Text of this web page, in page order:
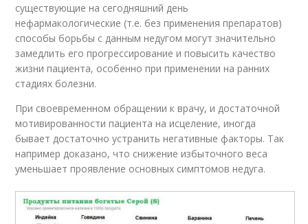
существующие на сегодняшний день
нефармакологические (т.е. без применения препаратов)
способы борьбы с данным недугом могут значительно
замедлить его прогрессирование и повысить качество
жизни пациента, особенно при применении на ранних
стадиях болезни.
При своевременном обращении к врачу, и достаточной
мотивированности пациента на исцеление, иногда
бывает достаточно устранить негативные факторы. Так
например доказано, что снижение избыточного веса
уменьшает проявление основных симптомов недуга.